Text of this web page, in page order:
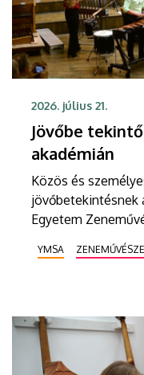
2026. július 21.
Jövőbe
akadémián
Közös és
jövőbetekintésnek
Egyetem
Zeneművészek
Tizennégy
egymástól is
akár életre szóló
YMSA